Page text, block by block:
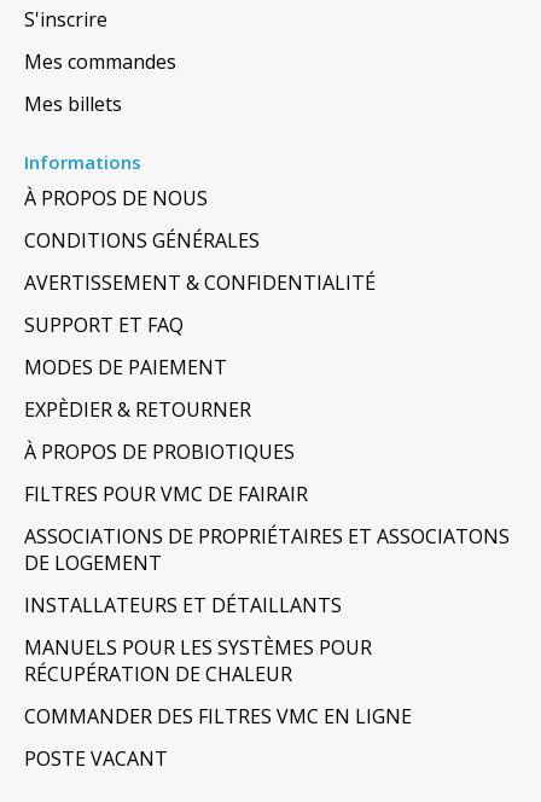
S'inscrire
Mes commandes
Mes billets
Informations
À PROPOS DE NOUS
CONDITIONS GÉNÉRALES
AVERTISSEMENT & CONFIDENTIALITÉ
SUPPORT ET FAQ
MODES DE PAIEMENT
EXPÈDIER & RETOURNER
À PROPOS DE PROBIOTIQUES
FILTRES POUR VMC DE FAIRAIR
ASSOCIATIONS DE PROPRIÉTAIRES ET ASSOCIATONS
DE LOGEMENT
INSTALLATEURS ET DÉTAILLANTS
MANUELS POUR LES SYSTÈMES POUR
RÉCUPÉRATION DE CHALEUR
COMMANDER DES FILTRES VMC EN LIGNE
POSTE VACANT